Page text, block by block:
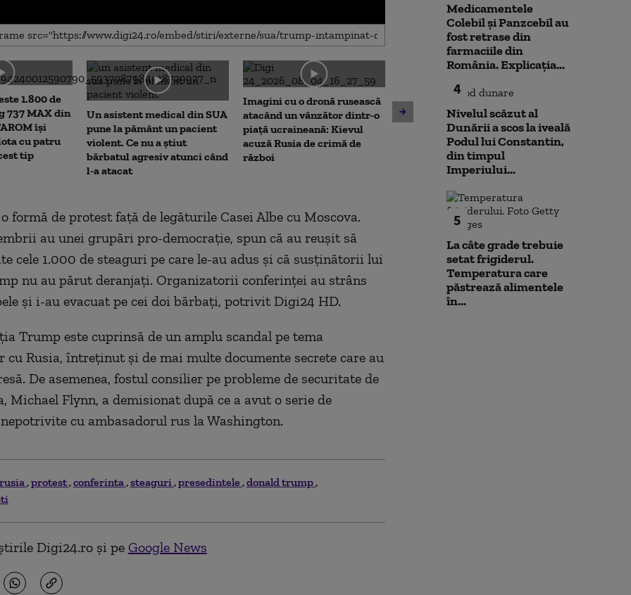
1.800 de
737 MAX din
își
cu patru
tip
Un asistent medical din SUA
pune la pământ un pacient
violent. Ce nu a știut
bărbatul agresiv atunci când
l-a atacat
Imagini cu o dronă rusească
atacând un vânzător dintr-o
piață ucraineană: Kievul
acuză Rusia de crimă de
război
Două nave civile ale unor
companii turcești, atacate
cu drone în Marea Neagră.
Ankara cere Rusiei și
Ucrainei măsuri urgente
vestul și
emis trei
formă de protest faţă de legăturile Casei Albe cu Moscova.
au unei grupări pro-democraţie, spun că au reuşit să
cele 1.000 de steaguri pe care le-au adus şi că susţinătorii lui
nu au părut deranjaţi. Organizatorii conferinţei au strâns
şi i-au evacuat pe cei doi bărbaţi, potrivit Digi24 HD.
Trump este cuprinsă de un amplu scandal pe tema
cu Rusia, întreţinut şi de mai multe documente secrete care au
De asemenea, fostul consilier pe probleme de securitate de
Michael Flynn, a demisionat după ce a avut o serie de
cu ambasadorul rus la Washington.
rusia protest conferinta steaguri presedintele donald trump
Digi24.ro și pe Google News
Medicamentele
Colebil și Panzcebil au
fost retrase din
farmaciile din
România. Explicația...
4
Nivelul scăzut al
Dunării a scos la iveală
Podul lui Constantin,
din timpul
Imperiului...
5
La câte grade trebuie
setat frigiderul.
Temperatura care
păstrează alimentele
în...